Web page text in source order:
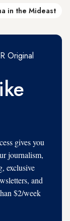
in the Mideast
Original
gives you
journalism,
exclusive
and
$2/week.